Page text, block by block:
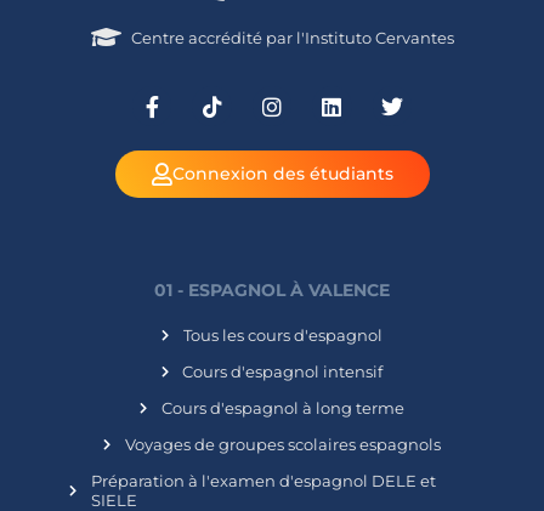
Centre accrédité par l'Instituto Cervantes
Connexion des étudiants
01 - ESPAGNOL À VALENCE
Tous les cours d'espagnol
Cours d'espagnol intensif
Cours d'espagnol à long terme
Voyages de groupes scolaires espagnols
Préparation à l'examen d'espagnol DELE et
SIELE